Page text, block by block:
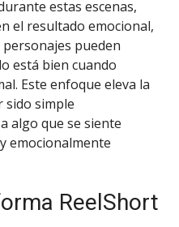
estas escenas,
el resultado emocional,
pueden
está bien cuando
Este enfoque eleva la
sido simple
algo que se siente
emocionalmente
ReelShort